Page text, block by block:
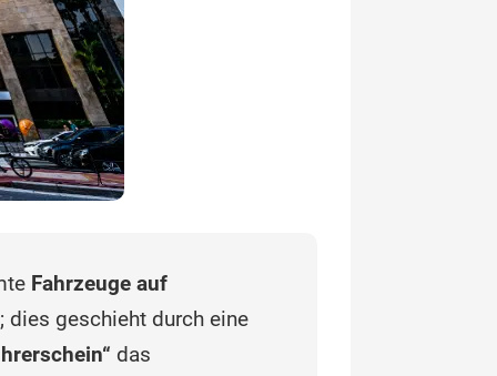
Fahrzeuge auf
geschieht durch eine
das